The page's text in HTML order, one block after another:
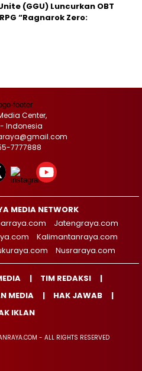
(GGU) Luncurkan OBT
“Ragnarok Zero:
Center,
Indonesia
7777888
MEDIA NETWORK
Jatengraya.com
Kalimantanraya.com
Nusraraya.com
TIM REDAKSI
MEDIA
HAK JAWAB
IKLAN
- ALL RIGHTS RESERVED